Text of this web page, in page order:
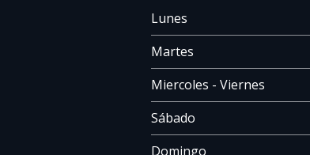
Lunes
Martes
Miercoles - Viernes
Sábado
Domingo